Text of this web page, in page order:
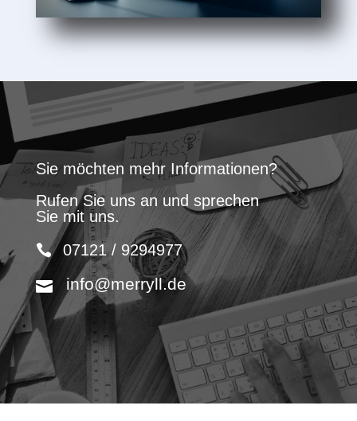
Sie möchten mehr Informationen?
Rufen Sie uns an und sprechen
Sie mit uns.
07121 / 9294977
info@merryll.de